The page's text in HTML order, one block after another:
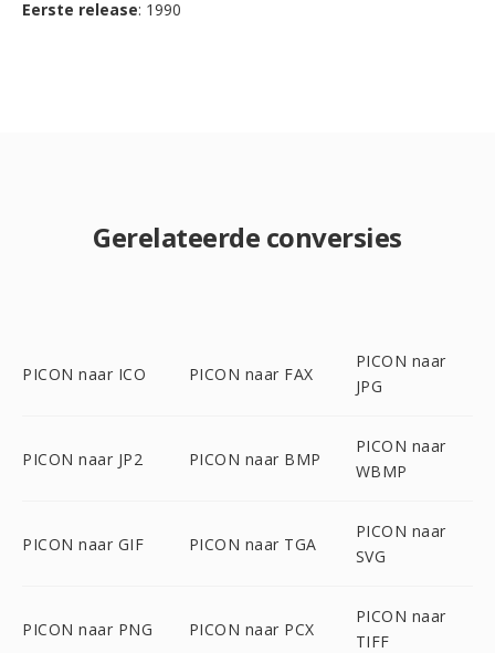
Eerste release: 1990
Gerelateerde conversies
PICON naar ICO PICON naar FAX
PICON naar
JPG
PICON naar JP2 PICON naar BMP
PICON naar
WBMP
PICON naar GIF PICON naar TGA
PICON naar
SVG
PICON naar PNG PICON naar PCX
PICON naar
TIFF